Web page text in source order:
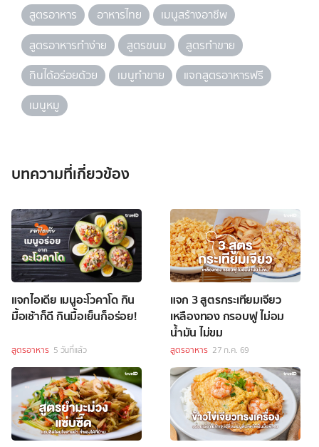
สูตรอาหาร อาหารไทย
เมนูสร้างอาชีพ
สูตรอาหารทำง่าย
สูตรขนม
สูตรทำขาย
กินได้อร่อยด้วย
เมนูทำขาย
แจกสูตรอาหารฟรี
เมนูหมู
บทความที่เกี่ยวข้อง
แจกไอเดีย เมนูอะโวคาโด กิน
มื้อเช้าก็ดี กินมื้อเย็นก็อร่อย!
สูตรอาหาร 5 วันที่แล้ว
แจก 3 สูตรกระเทียมเจียว
เหลืองทอง กรอบฟู ไม่อม
น้ำมัน ไม่ขม
สูตรอาหาร 27 ก.ค. 69